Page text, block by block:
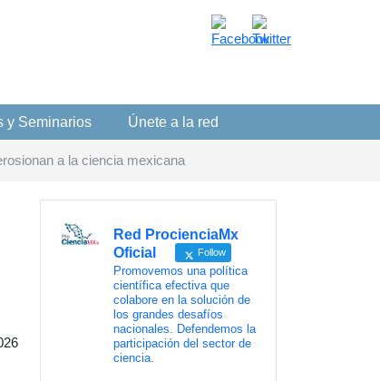
y Seminarios Únete a la red
a la ciencia mexicana
Red ProcienciaMx
Oficial
Follow
Promovemos una política
científica efectiva que
colabore en la solución de
los grandes desafíos
nacionales. Defendemos la
participación del sector de
ciencia.